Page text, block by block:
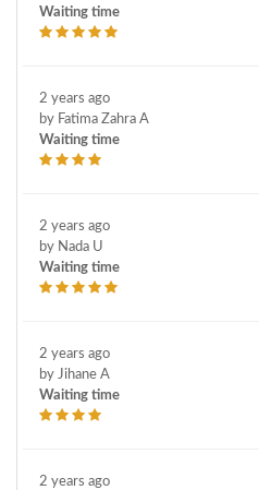
Waiting time
2 years ago
by Fatima Zahra A
Waiting time
2 years ago
by Nada U
Waiting time
2 years ago
by Jihane A
Waiting time
2 years ago